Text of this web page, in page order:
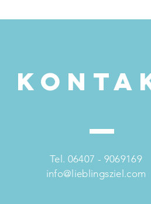
Tel. 06407 - 9069169
info@lieblingsziel.com